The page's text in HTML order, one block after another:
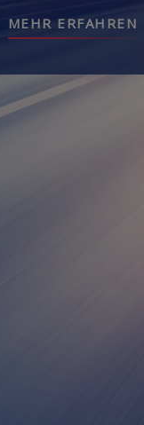
MEHR ERFAHREN